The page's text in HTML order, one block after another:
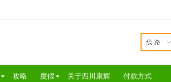
线路
攻略 度假 关于四川康辉 付款方式